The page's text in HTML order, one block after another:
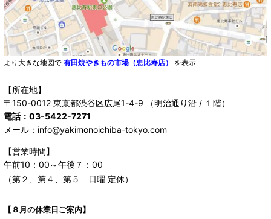
より大きな地図で 有田焼やきもの市場（恵比寿店） を表示
【所在地】
〒150-0012 東京都渋谷区広尾1-4-9 （明治通り沿 / １階）
電話：03-5422-7271
メール：info@yakimonoichiba-tokyo.com
【営業時間】
午前10：00～午後７：00
（第２、第４、第５ 日曜 定休）
【８月の休業日ご案内】